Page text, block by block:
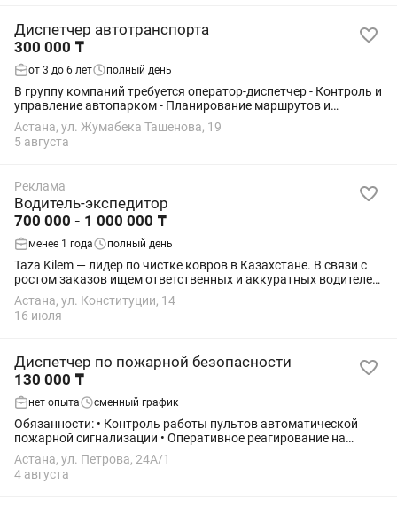
Диспетчер автотранспорта
300 000 ₸
от 3 до 6 лет полный день
В группу компаний требуется оператор-диспетчер - Контроль и
управление автопарком - Планирование маршрутов и
графиков работы - Прием и обработка заявок С 08:00 до 18:00
(с 18:00 до 20:00 быть на...
Астана, ул. Жумабека Ташенова, 19
5 августа
Реклама
Водитель-экспедитор
700 000 - 1 000 000 ₸
менее 1 года полный день
Taza Kilem — лидер по чистке ковров в Казахстане. В связи с
ростом заказов ищем ответственных и аккуратных водителей-
экспедиторов с личным автомобилем для доставки ковров
клиентам. 💼...
Астана, ул. Конституции, 14
16 июля
Диспетчер по пожарной безопасности
130 000 ₸
нет опыта сменный график
Обязанности: • Контроль работы пультов автоматической
пожарной сигнализации • Оперативное реагирование на
сигналы тревоги • Мониторинг системы видеонаблюдения •
Фиксация и передача информации о...
Астана, ул. Петрова, 24А/1
4 августа